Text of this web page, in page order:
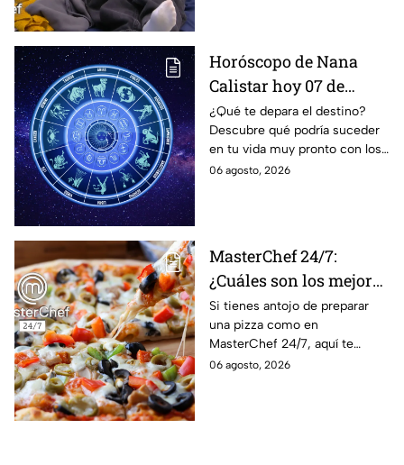
Horóscopo de Nana
Calistar hoy 07 de
agosto; estos signos
podrían dejar de estar
solteros más pronto de
lo que imaginan y
¿Qué te depara el destino?
Descubre qué podría suceder
en tu vida muy pronto con los
horóscopos de Nana Calistar;
06 agosto, 2026
MasterChef 24/7:
¿Cuáles son los mejores
quesos para preparar
pizza en casa?
Si tienes antojo de preparar
una pizza como en
MasterChef 24/7, aquí te
contamos todo lo que debes
06 agosto, 2026